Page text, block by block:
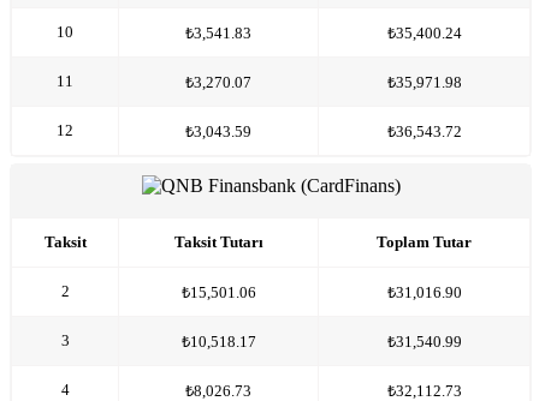
10 ₺3,541.83 ₺35,400.24
11 ₺3,270.07 ₺35,971.98
12 ₺3,043.59 ₺36,543.72
Taksit Taksit Tutarı Toplam Tutar
2 ₺15,501.06 ₺31,016.90
3 ₺10,518.17 ₺31,540.99
4 ₺8,026.73 ₺32,112.73